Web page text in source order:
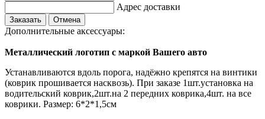
Адрес доставки
Заказать Отмена
Дополнительные аксессуары:
Металлический логотип с маркой Вашего авто
Устанавливаются вдоль порога, надёжно крепятся на винтики
(коврик прошивается насквозь). При заказе 1шт.установка на
водительский коврик,2шт.на 2 передних коврика,4шт. на все
коврики. Размер: 6*2*1,5см